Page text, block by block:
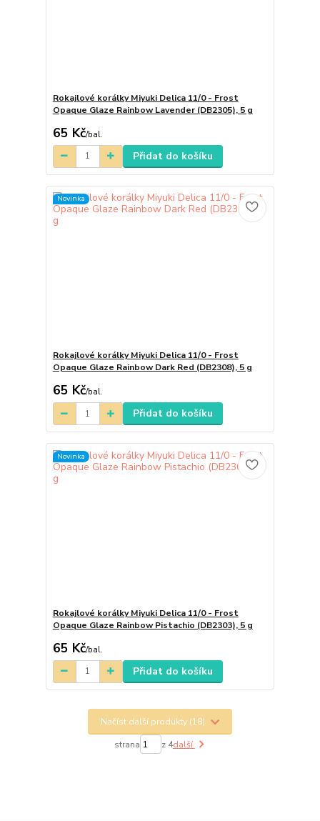
Rokajlové korálky Miyuki Delica 11/0 - Frost
Opaque Glaze Rainbow Lavender (DB2305), 5 g
65 Kč/bal.
Přidat do košíku
Novinka
Rokajlové korálky Miyuki Delica 11/0 - Frost
Opaque Glaze Rainbow Dark Red (DB2308), 5 g
65 Kč/bal.
Přidat do košíku
Novinka
Rokajlové korálky Miyuki Delica 11/0 - Frost
Opaque Glaze Rainbow Pistachio (DB2303), 5 g
65 Kč/bal.
Přidat do košíku
Načíst další produkty (18)
strana z 4další